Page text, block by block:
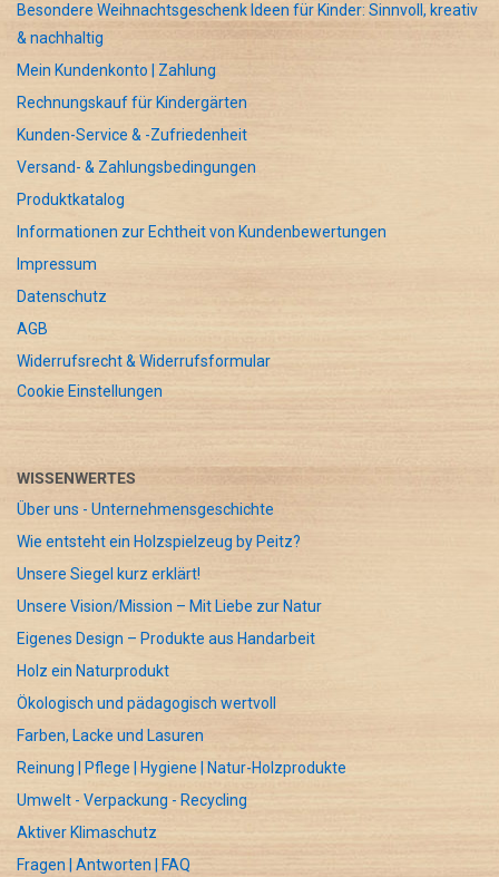
Besondere Weihnachtsgeschenk Ideen für Kinder: Sinnvoll, kreativ
& nachhaltig
Mein Kundenkonto | Zahlung
Rechnungskauf für Kindergärten
Kunden-Service & -Zufriedenheit
Versand- & Zahlungsbedingungen
Produktkatalog
Informationen zur Echtheit von Kundenbewertungen
Impressum
Datenschutz
AGB
Widerrufsrecht & Widerrufsformular
Cookie Einstellungen
WISSENWERTES
Über uns - Unternehmensgeschichte
Wie entsteht ein Holzspielzeug by Peitz?
Unsere Siegel kurz erklärt!
Unsere Vision/Mission – Mit Liebe zur Natur
Eigenes Design – Produkte aus Handarbeit
Holz ein Naturprodukt
Ökologisch und pädagogisch wertvoll
Farben, Lacke und Lasuren
Reinung | Pflege | Hygiene | Natur-Holzprodukte
Umwelt - Verpackung - Recycling
Aktiver Klimaschutz
Fragen | Antworten | FAQ